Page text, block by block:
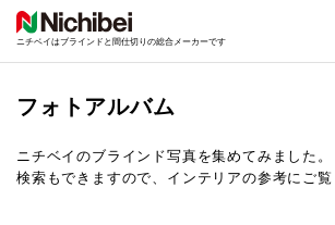
ニチベイはブラインドと間仕切りの総合メーカーです
フォトアルバム
ニチベイのブラインド写真を集めてみました。
検索もできますので、インテリアの参考にご覧